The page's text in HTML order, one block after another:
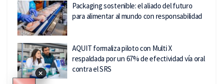
Packaging sostenible: el aliado del futuro
para alimentar al mundo con responsabilidad
AQUIT formaliza piloto con Multi X
respaldada por un 67% de efectividad vía oral
contra el SRS
×